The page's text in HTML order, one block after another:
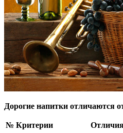
Дорогие напитки отличаются
№ Критерии